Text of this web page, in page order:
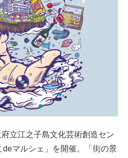
立江之子島文化芸術創造セン
deマルシェ」を開催。「街の景